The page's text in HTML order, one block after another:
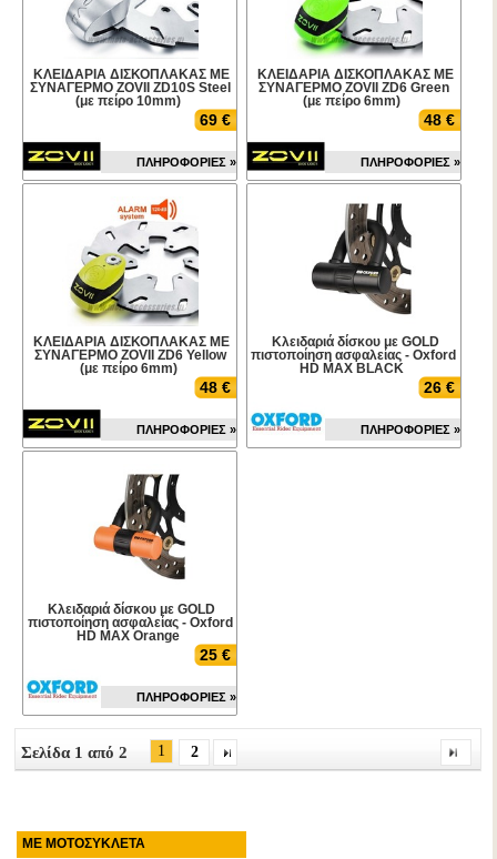
ΚΛΕΙΔΑΡΙΑ ΔΙΣΚΟΠΛΑΚΑΣ ΜΕ
ΣΥΝΑΓΕΡΜΟ ZOVIΙ ZD10S Steel
(με πείρο 10mm)
69 €
ΠΛΗΡΟΦΟΡΙΕΣ »
ΚΛΕΙΔΑΡΙΑ ΔΙΣΚΟΠΛΑΚΑΣ ΜΕ
ΣΥΝΑΓΕΡΜΟ ZOVIΙ ZD6 Green
(με πείρο 6mm)
48 €
ΠΛΗΡΟΦΟΡΙΕΣ »
ΚΛΕΙΔΑΡΙΑ ΔΙΣΚΟΠΛΑΚΑΣ ΜΕ
ΣΥΝΑΓΕΡΜΟ ZOVIΙ ZD6 Yellow
(με πείρο 6mm)
48 €
ΠΛΗΡΟΦΟΡΙΕΣ »
Κλειδαριά δίσκου με GOLD
πιστοποίηση ασφαλείας - Oxford
HD MAX BLACK
26 €
ΠΛΗΡΟΦΟΡΙΕΣ »
Κλειδαριά δίσκου με GOLD
πιστοποίηση ασφαλείας - Oxford
HD MAX Orange
25 €
ΠΛΗΡΟΦΟΡΙΕΣ »
Σελίδα 1 από 2 1 2
ΜΕ ΜΟΤΟΣΥΚΛΕΤΑ